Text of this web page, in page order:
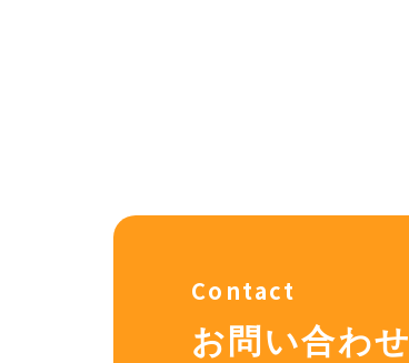
Contact
お問い合わせ